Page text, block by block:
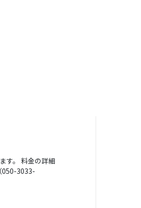
す。 料金の詳細
050-3033-